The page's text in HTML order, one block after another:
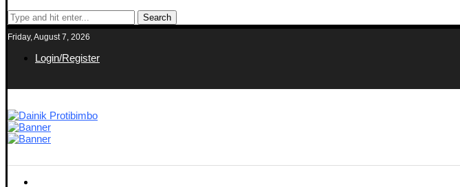
Search
Friday, August 7, 2026
Login/Register